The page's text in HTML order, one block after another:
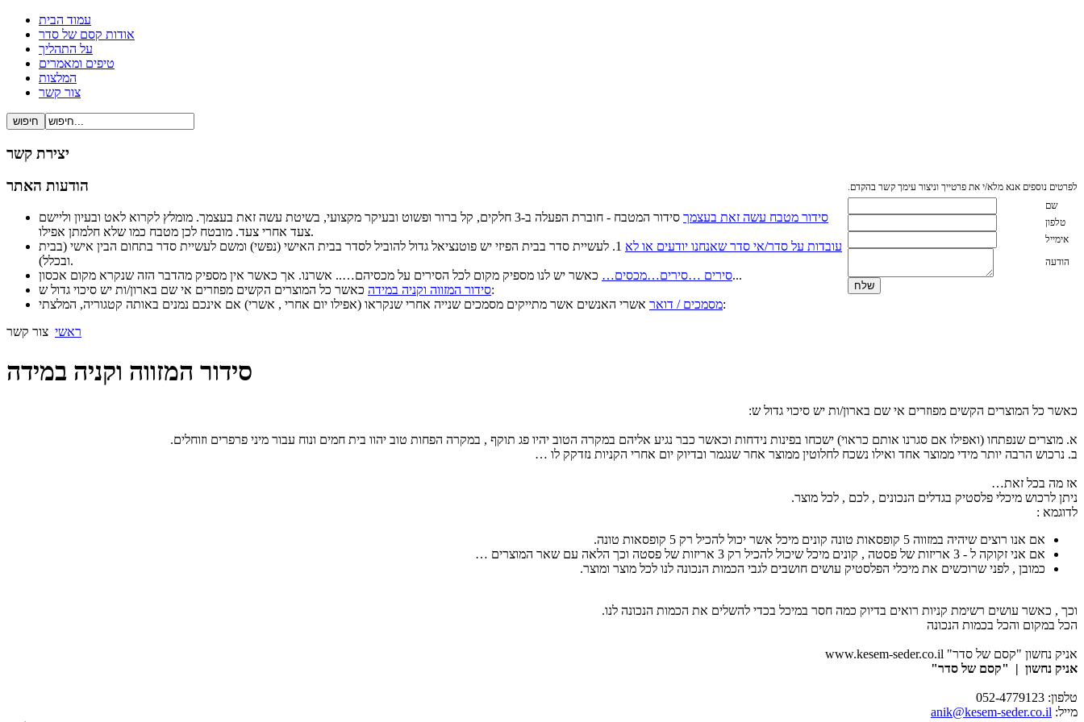
עמוד הבית
אודות קסם של סדר
על התהליך
טיפים ומאמרים
המלצות
צור קשר
יצירת קשר
לפרטים נוספים אנא מלא/י את פרטייך וניצור עימך קשר בהקדם.
שם
טלפון
אימייל
הודעה
הודעות האתר
סידור מטבח עשה זאת בעצמך
סידור המטבח - חוברת הפעלה ב-3 חלקים, קל ברור ופשוט ובעיקר מקצועי, בשיטת עשה זאת בעצמך. מומלץ לקרוא לאט ובעיון וליישם
צעד אחרי צעד. מובטח לכן מטבח כמו שלא חלמתן אפילו.
עובדות על סדר/אי סדר שאנחנו יודעים או לא
1. לעשיית סדר בבית הפיזי יש פוטנציאל גדול להוביל לסדר בבית האישי (נפשי) ומשם לעשיית סדר בתחום הבין אישי (בבית
ובכלל).
סירים …סירים…מכסים…כאשר יש לנו מספיק מקום לכל הסירים על מכסיהם….. אשרנו. אך כאשר אין מספיק מהדבר הזה שנקרא מקום אכסון...
סידור המזווה וקניה במידהכאשר כל המוצרים הקשים מפוזרים אי שם בארון/ות יש סיכוי גדול ש:
מסמכים / דואראשרי האנשים אשר מתייקים מסמכים שנייה אחרי שנקראו (אפילו יום אחרי , אשרי) אם אינכם נמנים באותה קטגוריה, המלצתי:
ראשי צור קשר
סידור המזווה וקניה במידה
כאשר כל המוצרים הקשים מפוזרים אי שם בארון/ות יש סיכוי גדול ש:
א. מוצרים שנפתחו (ואפילו אם סגרנו אותם כראוי) ישכחו בפינות נידחות וכאשר כבר נגיע אליהם במקרה הטוב יהיו פג תוקף , במקרה הפחות טוב יהוו בית חמים ונוח עבור מיני פרפרים וזוחלים.
ב. נרכוש הרבה יותר מידי ממוצר אחד ואילו נשכח לחלוטין ממוצר אחר שנגמר ובדיוק יום אחרי הקניות נזדקק לו …
אז מה בכל זאת…
ניתן לרכוש מיכלי פלסטיק בגדלים הנכונים , לכם , לכל מוצר.
לדוגמא :
אם אנו רוצים שיהיה במזווה 5 קופסאות טונה קונים מיכל אשר יכול להכיל רק 5 קופסאות טונה.
אם אני זקוקה ל - 3 אריזות של פסטה , קונים מיכל שיכול להכיל רק 3 אריזות של פסטה וכך הלאה עם שאר המוצרים …
כמובן , לפני שרוכשים את מיכלי הפלסטיק עושים חושבים לגבי הכמות הנכונה לנו לכל מוצר ומוצר.
וכך , כאשר עושים רשימת קניות רואים בדיוק כמה חסר במיכל בכדי להשלים את הכמות הנכונה לנו.
הכל במקום והכל בכמות הנכונה
אניק נחשון "קסם של סדר" www.kesem-seder.co.il
אניק נחשון | "קסם של סדר"
טלפון: 052-4779123
מייל: anik@kesem-seder.co.il